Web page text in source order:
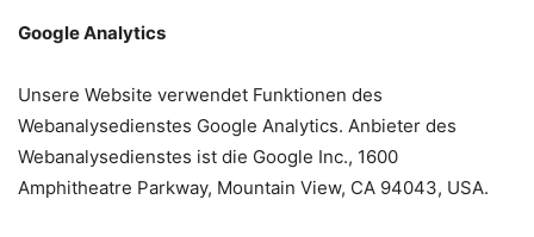
Google Analytics
Unsere Website verwendet Funktionen des
Webanalysedienstes Google Analytics. Anbieter des
Webanalysedienstes ist die Google Inc., 1600
Amphitheatre Parkway, Mountain View, CA 94043, USA.